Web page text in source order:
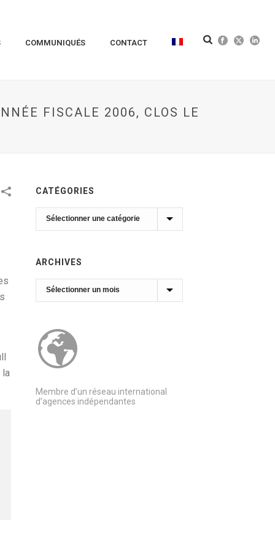
COMMUNIQUÉS CONTACT
FISCALE 2006, CLOS LE
la
CATÉGORIES
Catégories
ARCHIVES
Archives
Membre d’un réseau international
d’agences indépendantes